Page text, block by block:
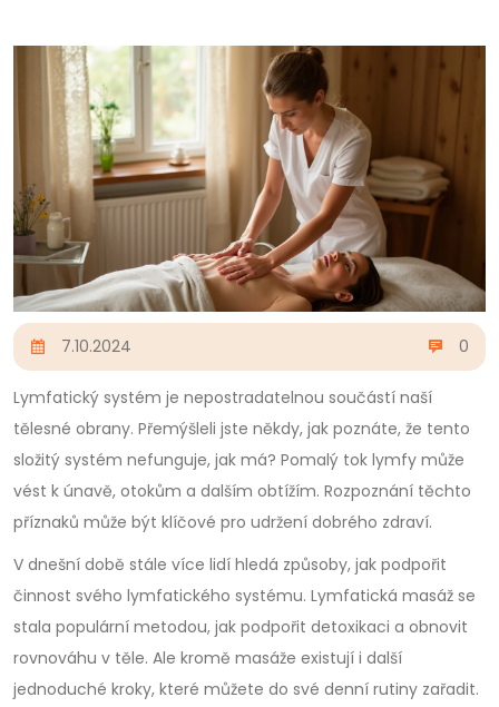
7.10.2024 0
Lymfatický systém je nepostradatelnou součástí naší
tělesné obrany. Přemýšleli jste někdy, jak poznáte, že tento
složitý systém nefunguje, jak má? Pomalý tok lymfy může
vést k únavě, otokům a dalším obtížím. Rozpoznání těchto
příznaků může být klíčové pro udržení dobrého zdraví.
V dnešní době stále více lidí hledá způsoby, jak podpořit
činnost svého lymfatického systému. Lymfatická masáž se
stala populární metodou, jak podpořit detoxikaci a obnovit
rovnováhu v těle. Ale kromě masáže existují i další
jednoduché kroky, které můžete do své denní rutiny zařadit.